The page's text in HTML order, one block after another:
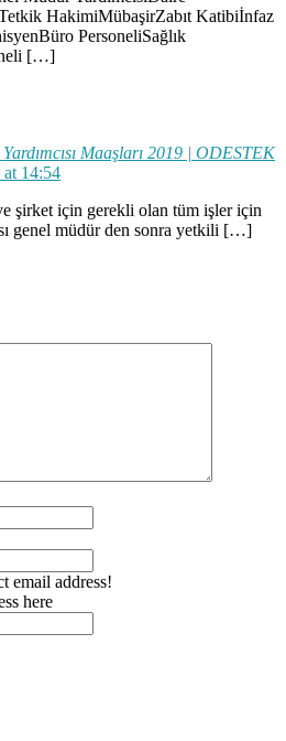
HakimiMübaşirZabıt Katibiİnfaz
PersoneliSağlık
[…]
Maaşları 2019 | ODESTEK
at 14:54
şirket için gerekli olan tüm işler için
genel müdür den sonra yetkili […]
email address!
here